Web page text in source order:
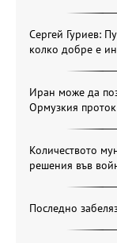
Сергей Гуриев:
колко добре е
Иран може да
Ормузкия проток
Количеството
решения във
Последно